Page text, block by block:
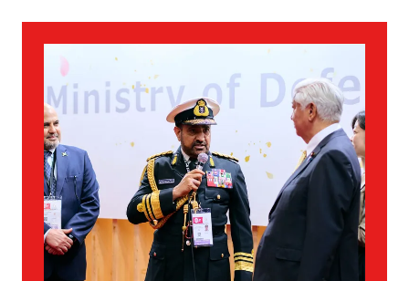
し、航空、陸上分野における最先端技術を紹
介します。
さらに、日本のスタートアップや新興中小企
業も参加し、革新的なソリューションと新た
な技術を発信します。
詳しく見る
(OPENS
IN
A
NEW
TAB)